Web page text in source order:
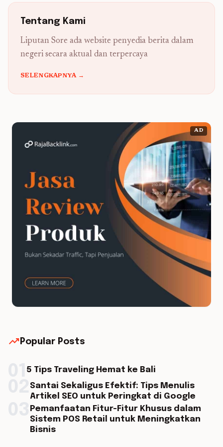
Tentang Kami
Liputan Sore ada website penyedia berita dalam
negeri secara aktual dan terpercaya
SELENGKAPNYA →
AD
trending_up Popular Posts
5 Tips Traveling Hemat ke Bali
Santai Sekaligus Efektif: Tips Menulis
Artikel SEO untuk Peringkat di Google
Pemanfaatan Fitur-Fitur Khusus dalam
Sistem POS Retail untuk Meningkatkan
Bisnis